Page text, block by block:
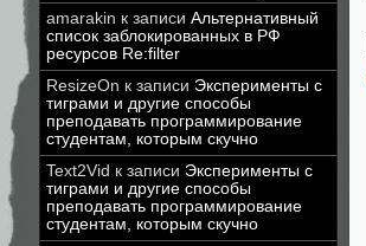
amarakin к записи Альтернативный
список заблокированных в РФ
ресурсов Re:filter
ResizeOn к записи Эксперименты с
тиграми и другие способы
преподавать программирование
студентам, которым скучно
Text2Vid к записи Эксперименты с
тиграми и другие способы
преподавать программирование
студентам, которым скучно